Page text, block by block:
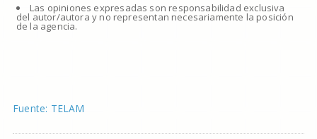
Las opiniones expresadas son responsabilidad exclusiva
del autor/autora y no representan necesariamente la posición
de la agencia.
Fuente: TELAM